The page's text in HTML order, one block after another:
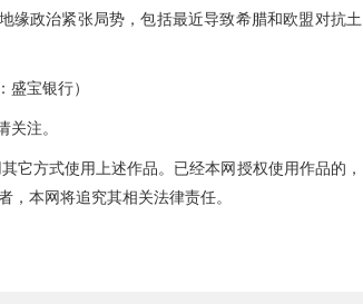
缘政治紧张局势，包括最近导致希腊和欧盟对抗土
盛宝银行）
关注。
它方式使用上述作品。已经本网授权使用作品的，
，本网将追究其相关法律责任。